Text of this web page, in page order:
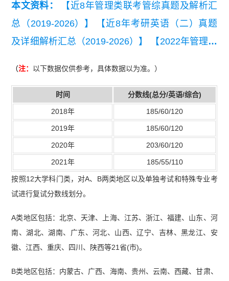
本文资料：
【近8年管理类联考管综真题及解析汇
总（2019-2026）】
【近8年考研英语（二）真题
及详细解析汇总（2019-2026）】
【2022年管理联
（注： 以下数据仅供参考，具体数据以为准。）
时间 分数线(总分/英语/综合)
2018年 185/60/120
2019年 185/60/120
2020年 203/60/120
2021年 185/55/110
按照12大学科门类，对A、B两类地区以及单独考试和特殊专业考
试进行复试分数线划分。
A类地区包括：北京、天津、上海、江苏、浙江、福建、山东、河
南、湖北、湖南、广东、河北、山西、辽宁、吉林、黑龙江、安
徽、江西、重庆、四川、陕西等21省(市)。
B类地区包括：内蒙古、广西、海南、贵州、云南、西藏、甘肃、